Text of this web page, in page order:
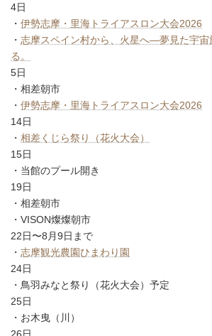
4日
・ 伊勢志摩・里海トライアスロン大会2026
・ 志摩スペイン村から、火星へ―夢見た宇宙
る。
5日
・相差朝市
・ 伊勢志摩・里海トライアスロン大会2026
14日
・ 相差くじら祭り（花火大会）
15日
・当館のプール開き
19日
・相差朝市
・VISON燦燦朝市
22日〜8月9日まで
・ 志摩観光農園ひまわり園
24日
・鳥羽みなと祭り（花火大会）予定
25日
・お木曳（川）